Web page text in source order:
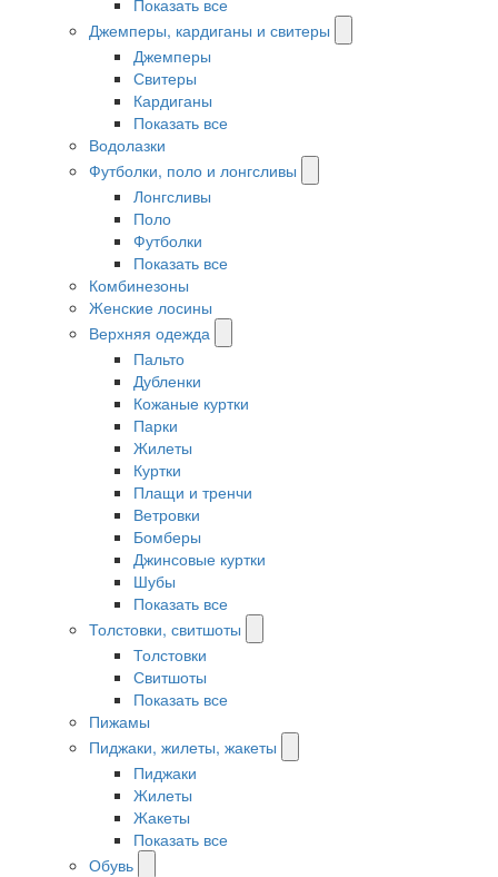
Показать все
Джемперы, кардиганы и свитеры
Джемперы
Свитеры
Кардиганы
Показать все
Водолазки
Футболки, поло и лонгсливы
Лонгсливы
Поло
Футболки
Показать все
Комбинезоны
Женские лосины
Верхняя одежда
Пальто
Дубленки
Кожаные куртки
Парки
Жилеты
Куртки
Плащи и тренчи
Ветровки
Бомберы
Джинсовые куртки
Шубы
Показать все
Толстовки, свитшоты
Толстовки
Свитшоты
Показать все
Пижамы
Пиджаки, жилеты, жакеты
Пиджаки
Жилеты
Жакеты
Показать все
Обувь